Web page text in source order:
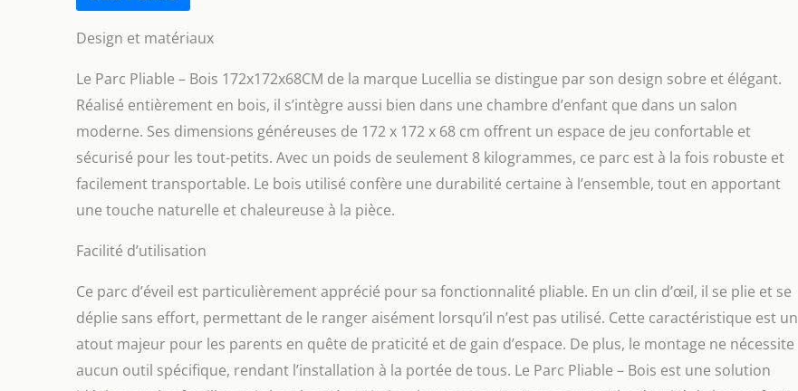
Design et matériaux
Le Parc Pliable – Bois 172x172x68CM de la marque Lucellia se distingue par son design sobre et élégant.
Réalisé entièrement en bois, il s’intègre aussi bien dans une chambre d’enfant que dans un salon
moderne. Ses dimensions généreuses de 172 x 172 x 68 cm offrent un espace de jeu confortable et
sécurisé pour les tout-petits. Avec un poids de seulement 8 kilogrammes, ce parc est à la fois robuste et
facilement transportable. Le bois utilisé confère une durabilité certaine à l’ensemble, tout en apportant
une touche naturelle et chaleureuse à la pièce.
Facilité d’utilisation
Ce parc d’éveil est particulièrement apprécié pour sa fonctionnalité pliable. En un clin d’œil, il se plie et se
déplie sans effort, permettant de le ranger aisément lorsqu’il n’est pas utilisé. Cette caractéristique est un
atout majeur pour les parents en quête de praticité et de gain d’espace. De plus, le montage ne nécessite
aucun outil spécifique, rendant l’installation à la portée de tous. Le Parc Pliable – Bois est une solution